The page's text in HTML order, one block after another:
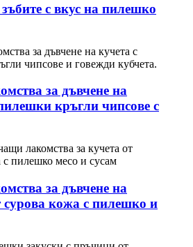
с вкус на пилешко
за дъвчене на
кръгли чипсове с
за дъвчене на
сурова кожа с пилешко и